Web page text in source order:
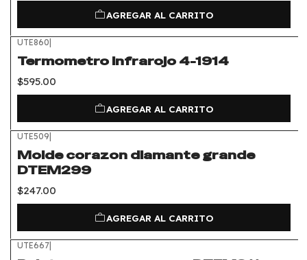
AGREGAR AL CARRITO
UTE860|
Termometro infrarojo 4-1914
$595.00
AGREGAR AL CARRITO
UTE509|
Molde corazon diamante grande
DTEM299
$247.00
AGREGAR AL CARRITO
UTE667|